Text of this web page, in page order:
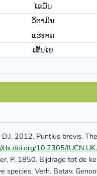
ໄຂມັນ
ວິຕາມິນ
ແຮ່ທາດ
ເສັ້ນໄຍ
2012. Puntius brevis.
dx.doi.org/10.2305/
P. 1850. Bijdrage tot de
species. Verh. Batav.